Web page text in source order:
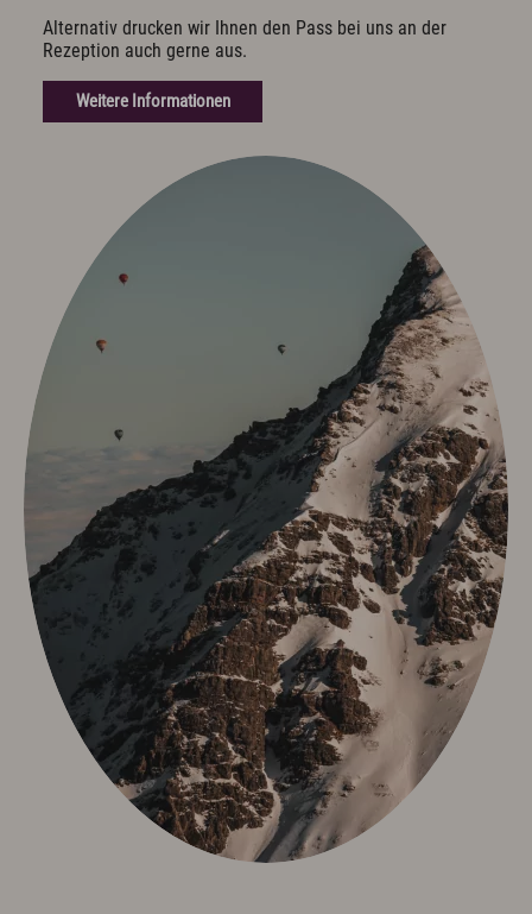
Wellness & Spa
Philosophie
Übersichtsplan & Öffnungszeiten
Exquisit Garten
Sport & Aktiv
Golf mit Ausblick
Aktivprogramm inklusive
Fahrradverleih
Indoor Fitness
Exquisit Bergwanderwochen 2026
Wintersport
Kunst & Kultur
Eventkalender
Exquisit Eisgala
Allgäuer Abend
Musik im Hotel
Kunst im Hotel
Info & Service
Wissenswertes & AGB
Newsletter & Downloads
Alternativ drucken wir Ihnen den Pass bei uns an der
Rezeption auch gerne aus.
Weitere Informationen